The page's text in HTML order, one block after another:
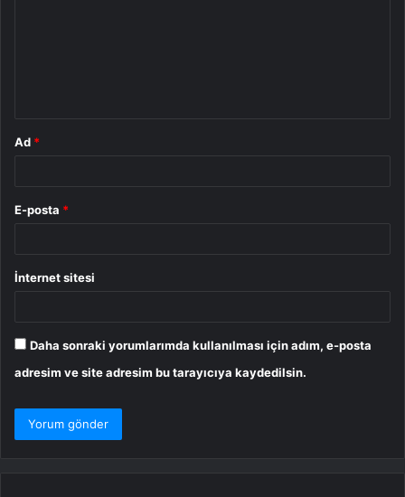
Ad *
E-posta *
İnternet sitesi
Daha sonraki yorumlarımda kullanılması için adım, e-posta
adresim ve site adresim bu tarayıcıya kaydedilsin.